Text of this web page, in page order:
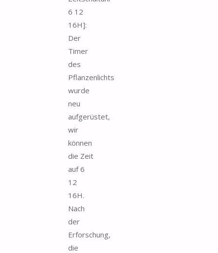
6 12
16H]:
Der
Timer
des
Pflanzenlichts
wurde
neu
aufgerüstet,
wir
können
die Zeit
auf 6
12
16H.
Nach
der
Erforschung,
die